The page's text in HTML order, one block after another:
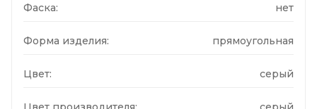
Фаска: нет
Форма изделия: прямоугольная
Цвет: серый